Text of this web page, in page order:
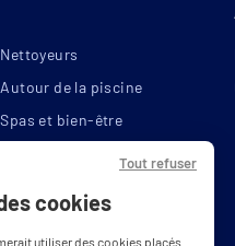
cookies
utiliser des cookies placés
Tout refuser
Nettoyeurs
Autour de la piscine
Spas et bien-être